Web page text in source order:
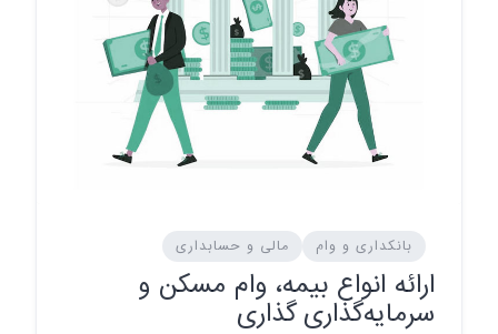
بانکداری و وام مالی و حسابداری
ارائه انواع بیمه، وام مسکن و
سرمایه‌گذاری گذاری